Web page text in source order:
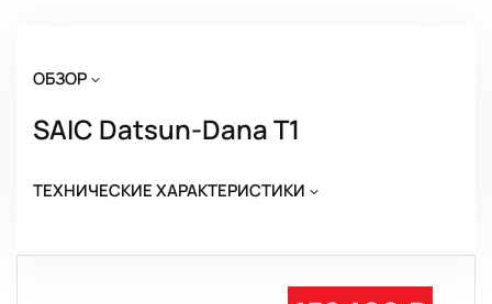
ОБЗОР
SAIC Datsun-Dana T1
ТЕХНИЧЕСКИЕ ХАРАКТЕРИСТИКИ